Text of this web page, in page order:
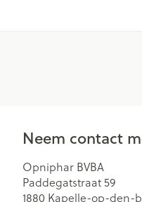
Neem contact
Opniphar BVBA
Paddegatstraat 59
1880 Kapelle-op-den-